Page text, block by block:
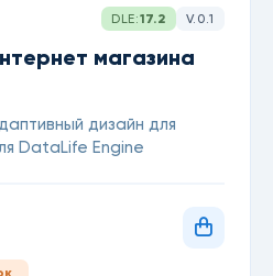
DLE:17.2 V.0.1
магазина
дизайн для
DataLife Engine